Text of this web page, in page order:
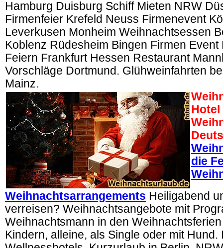
Hamburg Duisburg Schiff Mieten NRW
Firmenfeier Krefeld Neuss Firmenevent
Leverkusen Monheim Weihnachtsessen
Koblenz Rüdesheim Bingen Firmen
Feiern Frankfurt Hessen Restaurant
Vorschläge Dortmund. Glühweinfahrten
Mainz.
Hotel
die
Weihnachtsarrangements Heiligabend
verreisen? Weihnachtsangebote mit
Weihnachtsmann in den
Kindern, alleine, als Single oder mit Hund.